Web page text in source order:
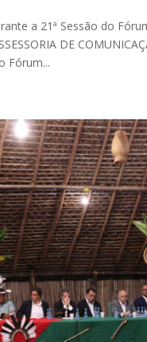
a 21ª Sessão do
DE
Fórum...